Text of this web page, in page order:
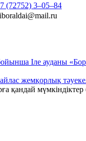
(72752) 3‒05‒84
ауданы «Боралдай
жемқорлық